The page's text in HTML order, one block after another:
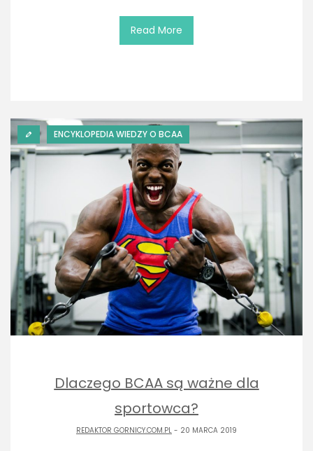
Read More
ENCYKLOPEDIA WIEDZY O BCAA
Dlaczego BCAA są ważne dla
sportowca?
REDAKTOR GORNICY.COM.PL - 20 MARCA 2019